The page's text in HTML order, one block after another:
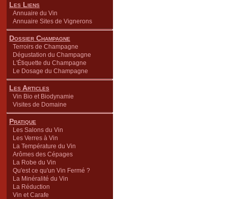
Les Liens
Annuaire du Vin
Annuaire Sites de Vignerons
Dossier Champagne
Terroirs de Champagne
Dégustation du Champagne
L'Étiquette du Champagne
Le Dosage du Champagne
Les Articles
Vin Bio et Biodynamie
Visites de Domaine
Pratique
Les Salons du Vin
Les Verres à Vin
La Température du Vin
Arômes des Cépages
La Robe du Vin
Qu'est ce qu'un Vin Fermé ?
La Minéralité du Vin
La Réduction
Vin et Carafe